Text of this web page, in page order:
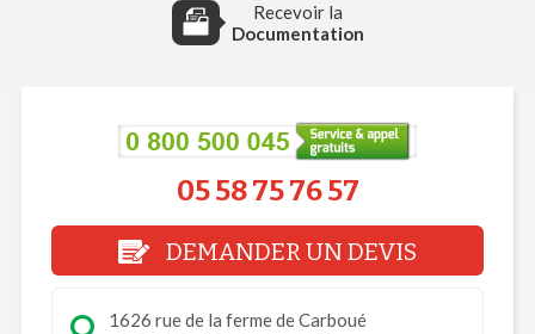
Recevoir la
Documentation
05 58 75 76 57
DEMANDER UN DEVIS
1626 rue de la ferme de Carboué